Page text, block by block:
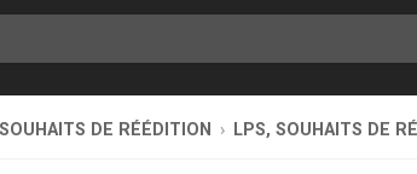
DE RÉÉDITION LPS, SOUHAITS DE